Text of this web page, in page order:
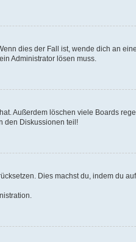
dies der Fall ist, wende dich an
Administrator lösen muss.
Außerdem löschen viele Boards
den Diskussionen teil!
Dies machst du, indem du